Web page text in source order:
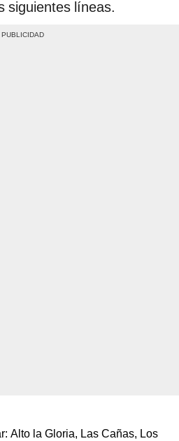
siguientes líneas.
Alto la Gloria, Las Cañas, Los